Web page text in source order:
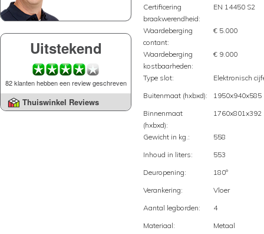
Uitstekend
82 klanten hebben een review geschreven
Thuiswinkel Reviews
Certificering
braakwerendheid:
EN 14450 S2
Waardeberging
contant:
€ 5.000
Waardeberging
kostbaarheden:
€ 9.000
Type slot:
Elektronisch
Buitenmaat (hxbxd):
1950x940x585
Binnenmaat
(hxbxd):
1760x801x392
Gewicht in kg.:
558
Inhoud in liters:
553
Deuropening:
180º
Verankering:
Vloer
Aantal legborden:
4
Materiaal:
Metaal